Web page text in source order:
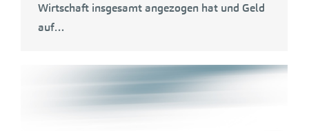
Wirtschaft insgesamt angezogen hat und Geld
auf…